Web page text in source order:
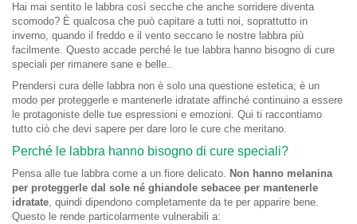
Hai mai sentito le labbra così secche che anche sorridere diventa
scomodo? È qualcosa che può capitare a tutti noi, soprattutto in
inverno, quando il freddo e il vento seccano le nostre labbra più
facilmente. Questo accade perché le tue labbra hanno bisogno di cure
speciali per rimanere sane e belle..
Prendersi cura delle labbra non è solo una questione estetica; è un
modo per proteggerle e mantenerle idratate affinché continuino a essere
le protagoniste delle tue espressioni e emozioni. Qui ti raccontiamo
tutto ciò che devi sapere per dare loro le cure che meritano.
Perché le labbra hanno bisogno di cure speciali?
Pensa alle tue labbra come a un fiore delicato. Non hanno melanina
per proteggerle dal sole né ghiandole sebacee per mantenerle
idratate, quindi dipendono completamente da te per apparire bene.
Questo le rende particolarmente vulnerabili a: